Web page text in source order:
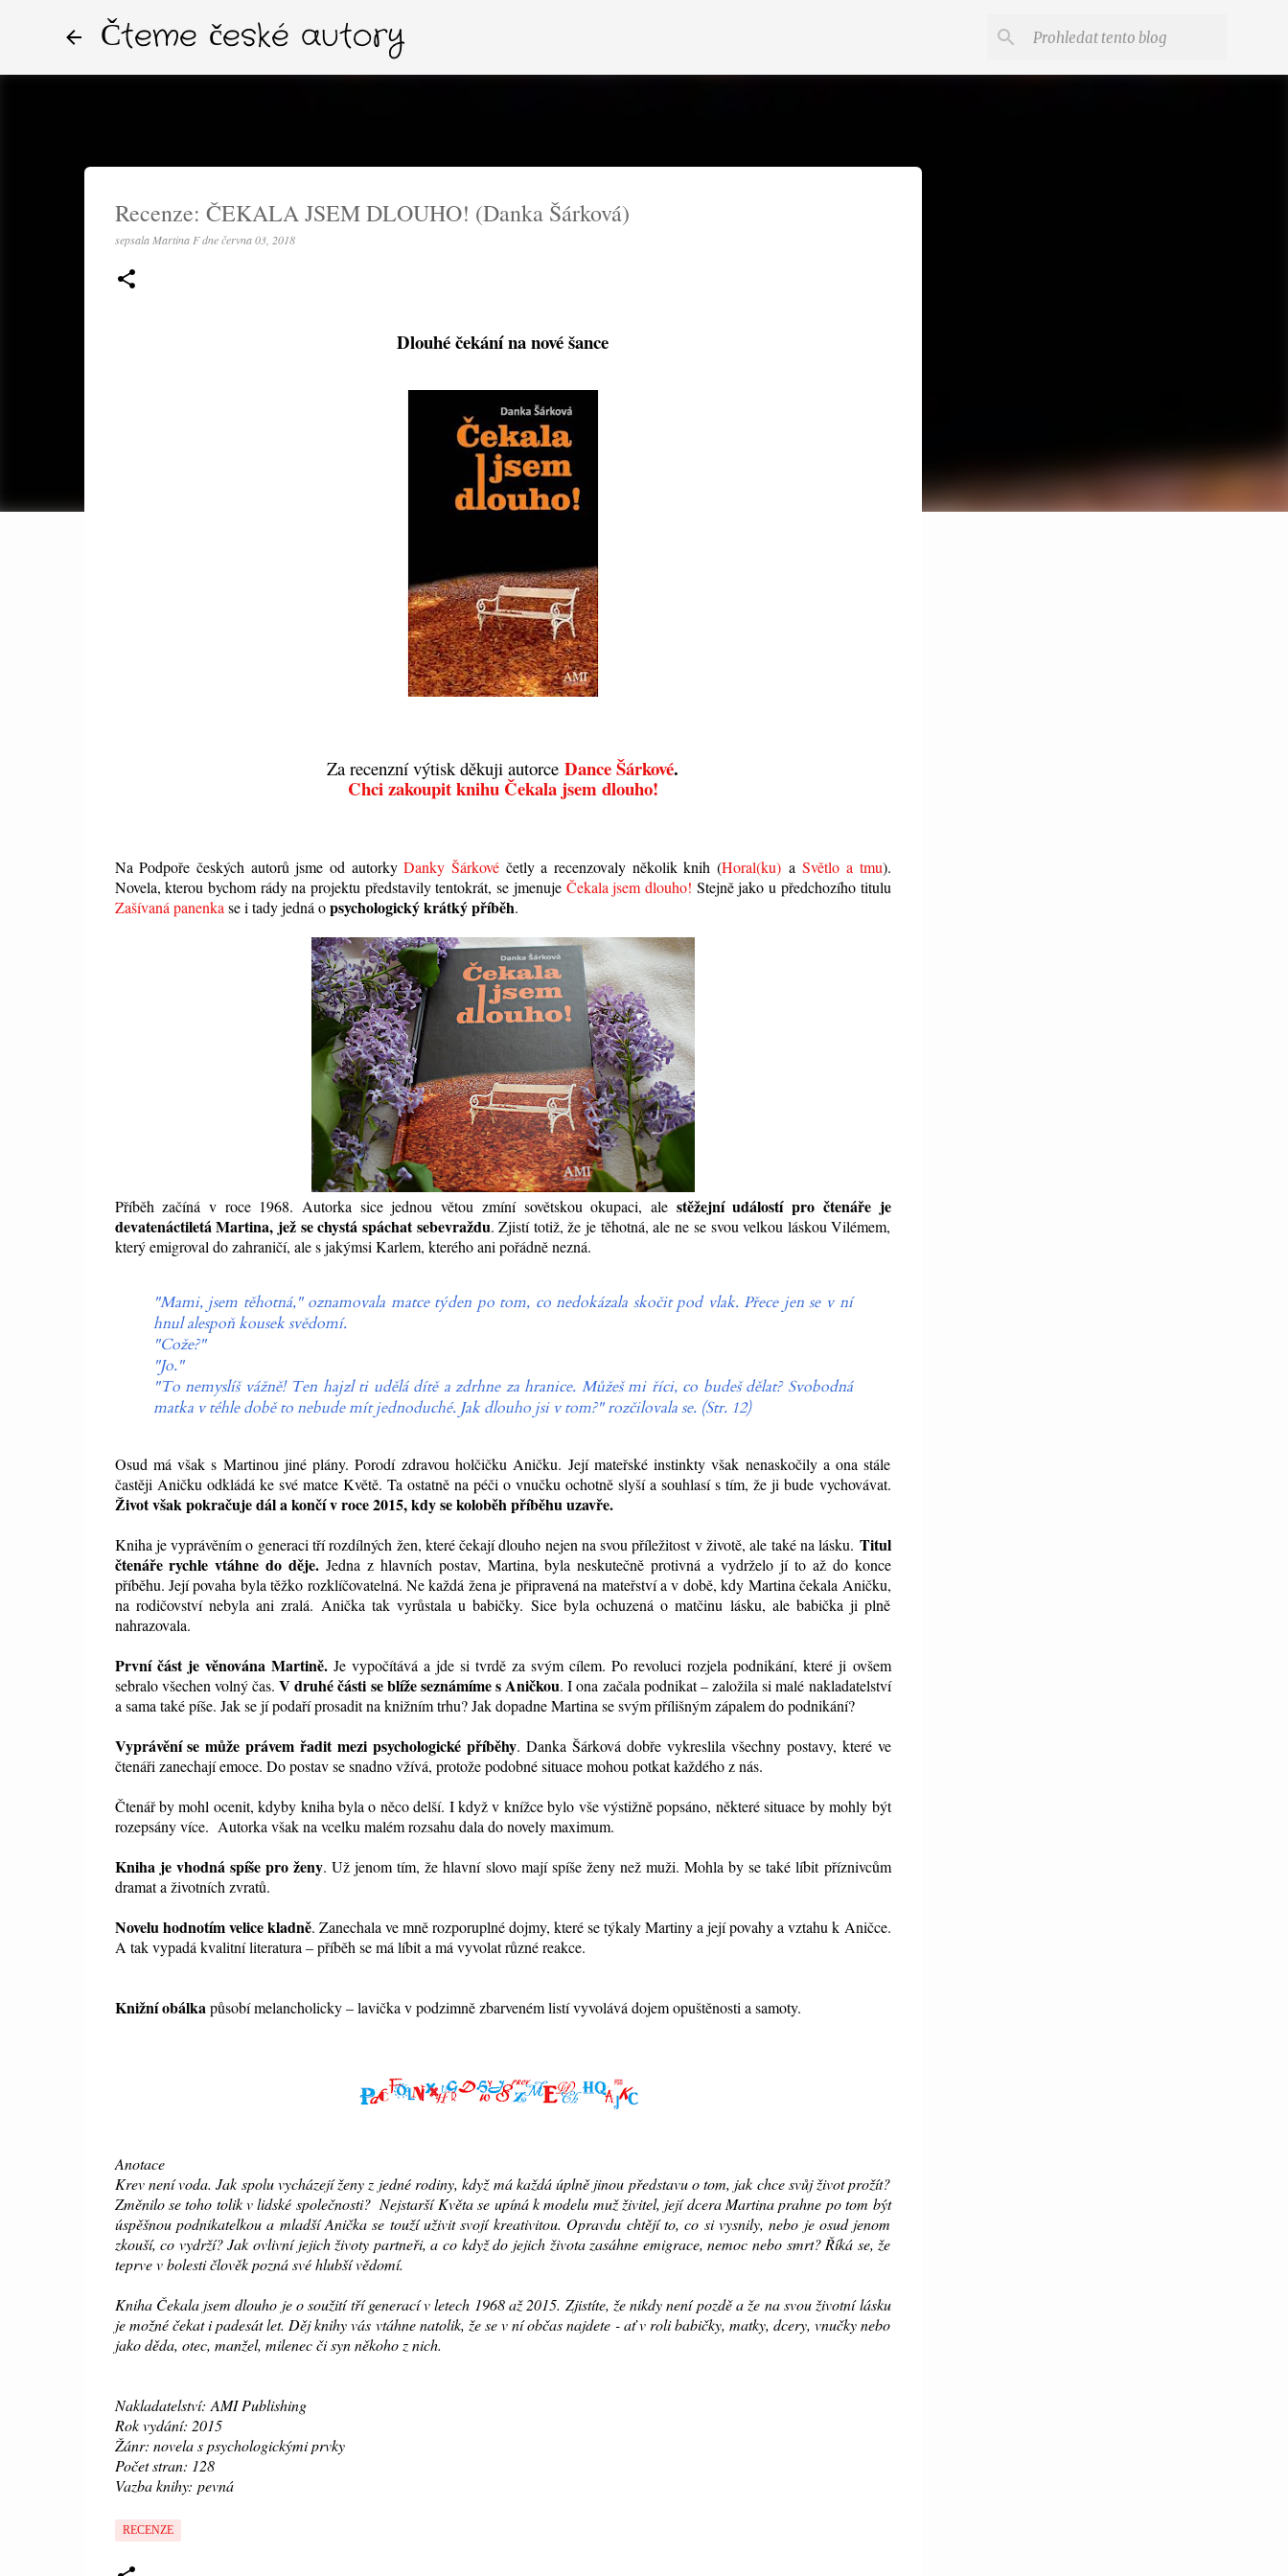
Čteme české autory
Recenze: ČEKALA JSEM DLOUHO! (Danka Šárková)
sepsala Martina F dnečervna 03, 2018
Dlouhé čekání na nové šance
Za recenzní výtisk děkuji autorce Dance Šárkové.
Chci zakoupit knihu Čekala jsem dlouho!
Na Podpoře českých autorů jsme od autorkyDanky Šárkovéčetly a recenzovaly několik knih (Horal(ku)aSvětlo a tmu).
Novela, kterou bychom rády na projektu představily tentokrát, se jmenuje Čekala jsem dlouho! Stejně jako u předchozího titulu
Zašívaná panenka se i tady jedná opsychologický krátký příběh.
Příběh začíná v roce 1968. Autorka sice jednou větou zmíní sovětskou okupaci, ale stěžejní událostí pro čtenáře je
devatenáctiletá Martina, jež se chystá spáchat sebevraždu. Zjistí totiž, že je těhotná, ale ne se svou velkou láskou Vilémem,
který emigroval do zahraničí, ale s jakýmsi Karlem, kterého ani pořádně nezná.
"Mami, jsem těhotná," oznamovala matce týden po tom, co nedokázala skočit pod vlak. Přece jen se v ní
hnul alespoň kousek svědomí.
"Cože?"
"Jo."
"To nemyslíš vážně! Ten hajzl ti udělá dítě a zdrhne za hranice. Můžeš mi říci, co budeš dělat? Svobodná
matka v téhle době to nebude mít jednoduché. Jak dlouho jsi v tom?" rozčilovala se. (Str. 12)
Osud má však s Martinou jiné plány. Porodí zdravou holčičku Aničku. Její mateřské instinkty však nenaskočily a ona stále
častěji Aničku odkládá ke své matce Květě. Ta ostatně na péči o vnučku ochotně slyší a souhlasí s tím, že ji bude vychovávat.
Život však pokračuje dál a končí v roce 2015, kdy se koloběh příběhu uzavře.
Kniha je vyprávěním o generaci tří rozdílných žen, které čekají dlouho nejen na svou příležitost v životě, ale také na lásku. Titul
čtenáře rychle vtáhne do děje. Jedna z hlavních postav, Martina, byla neskutečně protivná a vydrželo jí to až do konce
příběhu. Její povaha byla těžko rozklíčovatelná. Ne každá žena je připravená na mateřství a v době, kdy Martina čekala Aničku,
na rodičovství nebyla ani zralá. Anička tak vyrůstala u babičky. Sice byla ochuzená o matčinu lásku, ale babička ji plně
nahrazovala.
První část je věnována Martině.Je vypočítává a jde si tvrdě za svým cílem. Po revoluci rozjela podnikání, které ji ovšem
sebralo všechen volný čas.V druhé části se blíže seznámíme s Aničkou. I ona začala podnikat – založila si malé nakladatelství
a sama také píše. Jak se jí podaří prosadit na knižním trhu? Jak dopadne Martina se svým přílišným zápalem do podnikání?
Vyprávění se může právem řadit mezi psychologické příběhy. Danka Šárková dobře vykreslila všechny postavy, které ve
čtenáři zanechají emoce. Do postav se snadno vžívá, protože podobné situace mohou potkat každého z nás.
Čtenář by mohl ocenit, kdyby kniha byla o něco delší. I když v knížce bylo vše výstižně popsáno, některé situace by mohly být
rozepsány více. Autorka však na vcelku malém rozsahu dala do novely maximum.
Kniha je vhodná spíše pro ženy. Už jenom tím, že hlavní slovo mají spíše ženy než muži. Mohla by se také líbit příznivcům
dramat a životních zvratů.
Novelu hodnotím velice kladně. Zanechala ve mně rozporuplné dojmy, které se týkaly Martiny a její povahy a vztahu k Aničce.
A tak vypadá kvalitní literatura – příběh se má líbit a má vyvolat různé reakce.
Knižní obálka působí melancholicky – lavička v podzimně zbarveném listí vyvolává dojem opuštěnosti a samoty.
Anotace
Krev není voda. Jak spolu vycházejí ženy z jedné rodiny, když má každá úplně jinou představu o tom, jak chce svůj život prožít?
Změnilo se toho tolik v lidské společnosti? Nejstarší Květa se upíná k modelu muž živitel, její dcera Martina prahne po tom být
úspěšnou podnikatelkou a mladší Anička se touží uživit svojí kreativitou. Opravdu chtějí to, co si vysnily, nebo je osud jenom
zkouší, co vydrží? Jak ovlivní jejich životy partneři, a co když do jejich života zasáhne emigrace, nemoc nebo smrt? Říká se, že
teprve v bolesti člověk pozná své hlubší vědomí.
Kniha Čekala jsem dlouho je o soužití tří generací v letech 1968 až 2015. Zjistíte, že nikdy není pozdě a že na svou životní lásku
je možné čekat i padesát let. Děj knihy vás vtáhne natolik, že se v ní občas najdete - ať v roli babičky, matky, dcery, vnučky nebo
jako děda, otec, manžel, milenec či syn někoho z nich.
Nakladatelství: AMI Publishing
Rok vydání: 2015
Žánr: novela s psychologickými prvky
Počet stran: 128
Vazba knihy: pevná
RECENZE